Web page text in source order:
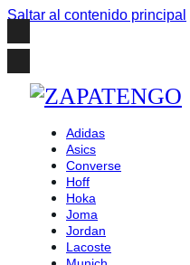
Saltar al contenido principal
Adidas
Asics
Converse
Hoff
Hoka
Joma
Jordan
Lacoste